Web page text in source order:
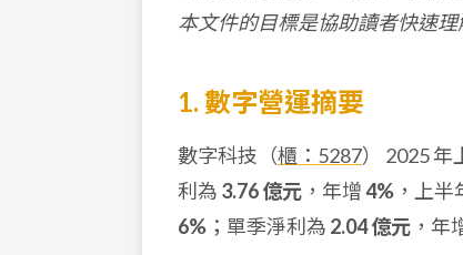
本文件的目標是協助讀者快速
1. 數字營運摘要
數字科技（櫃：5287） 2025
利為 3.76 億元 ，年增4% ，上半
6% ；單季淨利為 2.04 億元 ，年